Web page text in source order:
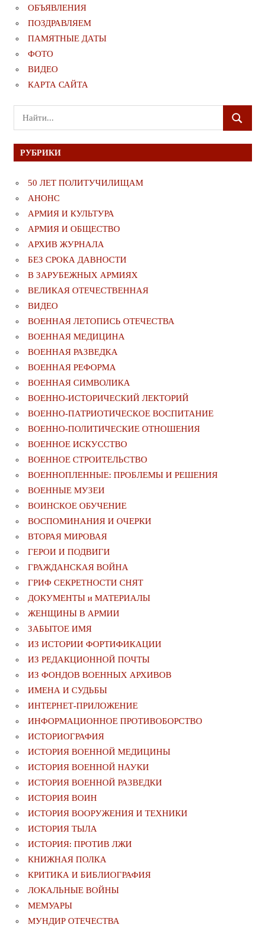
ОБЪЯВЛЕНИЯ
ПОЗДРАВЛЯЕМ
ПАМЯТНЫЕ ДАТЫ
ФОТО
ВИДЕО
КАРТА САЙТА
Поиск
для:
ПОИСК
РУБРИКИ
50 ЛЕТ ПОЛИТУЧИЛИЩАМ
АНОНС
АРМИЯ И КУЛЬТУРА
АРМИЯ И ОБЩЕСТВО
АРХИВ ЖУРНАЛА
БЕЗ СРОКА ДАВНОСТИ
В ЗАРУБЕЖНЫХ АРМИЯХ
ВЕЛИКАЯ ОТЕЧЕСТВЕННАЯ
ВИДЕО
ВОЕННАЯ ЛЕТОПИСЬ ОТЕЧЕСТВА
ВОЕННАЯ МЕДИЦИНА
ВОЕННАЯ РАЗВЕДКА
ВОЕННАЯ РЕФОРМА
ВОЕННАЯ СИМВОЛИКА
ВОЕННО-ИСТОРИЧЕСКИЙ ЛЕКТОРИЙ
ВОЕННО-ПАТРИОТИЧЕСКОЕ ВОСПИТАНИЕ
ВОЕННО-ПОЛИТИЧЕСКИE ОТНОШЕНИЯ
ВОЕННОЕ ИСКУССТВО
ВОЕННОЕ СТРОИТЕЛЬСТВО
ВОЕННОПЛЕННЫЕ: ПРОБЛЕМЫ И РЕШЕНИЯ
ВОЕННЫЕ МУЗЕИ
ВОИНСКОЕ ОБУЧЕНИЕ
ВОСПОМИНАНИЯ И ОЧЕРКИ
ВТОРАЯ МИРОВАЯ
ГЕРОИ И ПОДВИГИ
ГРАЖДАНСКАЯ ВОЙНА
ГРИФ СЕКРЕТНОСТИ СНЯТ
ДОКУМЕНТЫ и МАТЕРИАЛЫ
ЖЕНЩИНЫ В АРМИИ
ЗАБЫТОЕ ИМЯ
ИЗ ИСТОРИИ ФОРТИФИКАЦИИ
ИЗ РЕДАКЦИОННОЙ ПОЧТЫ
ИЗ ФОНДОВ ВОЕННЫХ АРХИВОВ
ИМЕНА И СУДЬБЫ
ИНТЕРНЕТ-ПРИЛОЖЕНИЕ
ИНФОРМАЦИОННОЕ ПРОТИВОБОРСТВО
ИСТОРИОГРАФИЯ
ИСТОРИЯ ВОЕННОЙ МЕДИЦИНЫ
ИСТОРИЯ ВОЕННОЙ НАУКИ
ИСТОРИЯ ВОЕННОЙ РАЗВЕДКИ
ИСТОРИЯ ВОИН
ИСТОРИЯ ВООРУЖЕНИЯ И ТЕХНИКИ
ИСТОРИЯ ТЫЛА
ИСТОРИЯ: ПРОТИВ ЛЖИ
КНИЖНАЯ ПОЛКА
КРИТИКА И БИБЛИОГРАФИЯ
ЛОКАЛЬНЫЕ ВОЙНЫ
МЕМУАРЫ
МУНДИР ОТЕЧЕСТВА